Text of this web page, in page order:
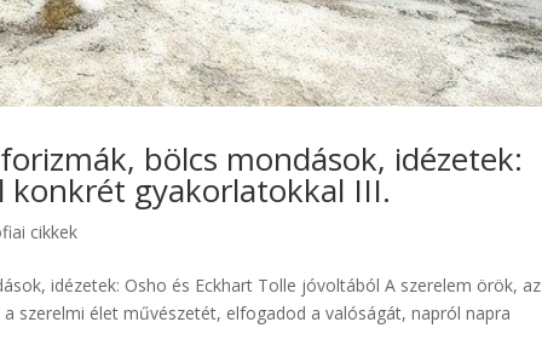
bölcs mondások, idézetek:
konkrét gyakorlatokkal III.
cikkek
idézetek: Osho és Eckhart Tolle jóvoltából A szerelem örök, az
szerelmi élet művészetét, elfogadod a valóságát, napról napra